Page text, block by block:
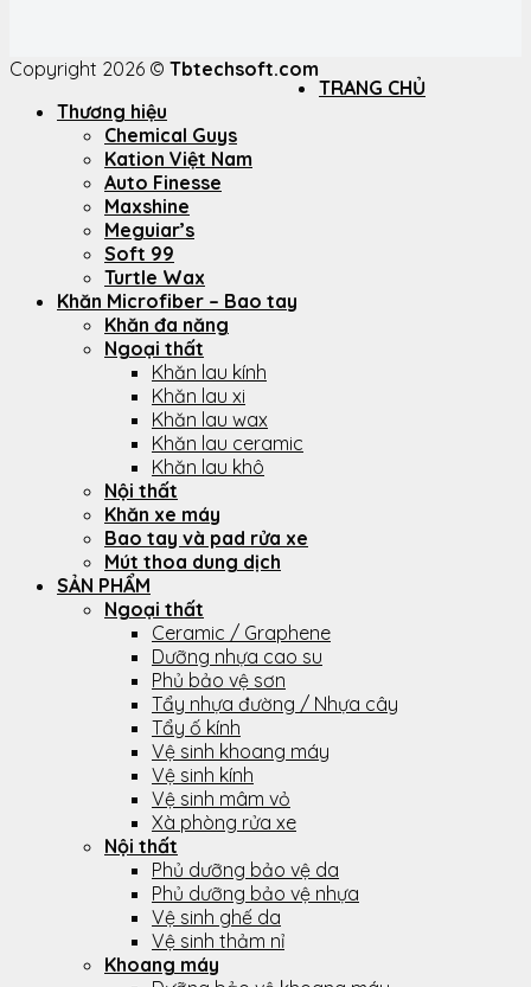
Copyright 2026 © Tbtechsoft.com
TRANG CHỦ
Thương hiệu
Chemical Guys
Kation Việt Nam
Auto Finesse
Maxshine
Meguiar’s
Soft 99
Turtle Wax
Khăn Microfiber – Bao tay
Khăn đa năng
Ngoại thất
Khăn lau kính
Khăn lau xi
Khăn lau wax
Khăn lau ceramic
Khăn lau khô
Nội thất
Khăn xe máy
Bao tay và pad rửa xe
Mút thoa dung dịch
SẢN PHẨM
Ngoại thất
Ceramic / Graphene
Dưỡng nhựa cao su
Phủ bảo vệ sơn
Tẩy nhựa đường / Nhựa cây
Tẩy ố kính
Vệ sinh khoang máy
Vệ sinh kính
Vệ sinh mâm vỏ
Xà phòng rửa xe
Nội thất
Phủ dưỡng bảo vệ da
Phủ dưỡng bảo vệ nhựa
Vệ sinh ghế da
Vệ sinh thảm nỉ
Khoang máy